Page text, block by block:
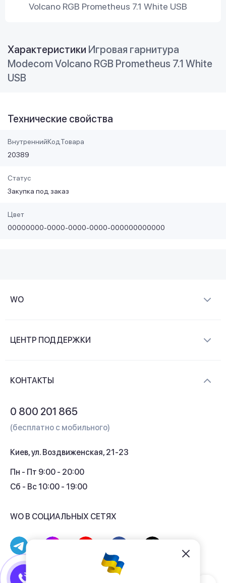
Volcano RGB Prometheus 7.1 White USB
Характеристики Игровая гарнитура
Modecom Volcano RGB Prometheus 7.1 White
USB
Технические свойства
ВнутреннийКодТовара
20389
Статус
Закупка под заказ
Цвет
00000000-0000-0000-0000-000000000000
WO
Контакты
ЦЕНТР ПОДДЕРЖКИ
Кэшбек
КОНТАКТЫ
0 800 201 865
(бесплатно с мобильного)
Киев, ул. Воздвиженская, 21-23
Пн - Пт 9:00 - 20:00
Сб - Вс 10:00 - 19:00
WO В СОЦИАЛЬНЫХ СЕТЯХ